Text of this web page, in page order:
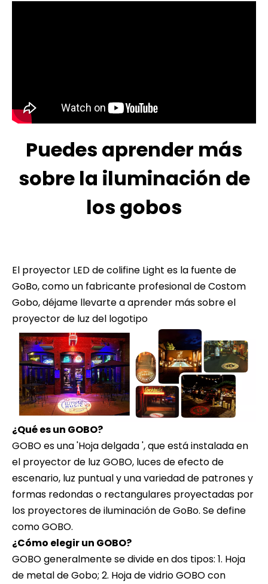
Puedes aprender más
sobre la iluminación de
los gobos
El proyector LED de colifine Light es la fuente de
GoBo, como un fabricante profesional de Costom
Gobo, déjame llevarte a aprender más sobre el
proyector de luz del logotipo
¿Qué es un GOBO?
GOBO es una 'Hoja delgada ', que está instalada en
el proyector de luz GOBO, luces de efecto de
escenario, luz puntual y una variedad de patrones y
formas redondas o rectangulares proyectadas por
los proyectores de iluminación de GoBo. Se define
como GOBO.
¿Cómo elegir un GOBO?
GOBO generalmente se divide en dos tipos: 1. Hoja
de metal de Gobo; 2. Hoja de vidrio GOBO con